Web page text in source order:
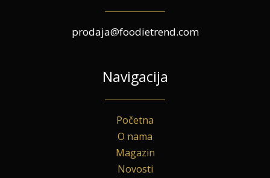
prodaja@foodietrend.com
Navigacija
Početna
O nama
Magazin
Novosti